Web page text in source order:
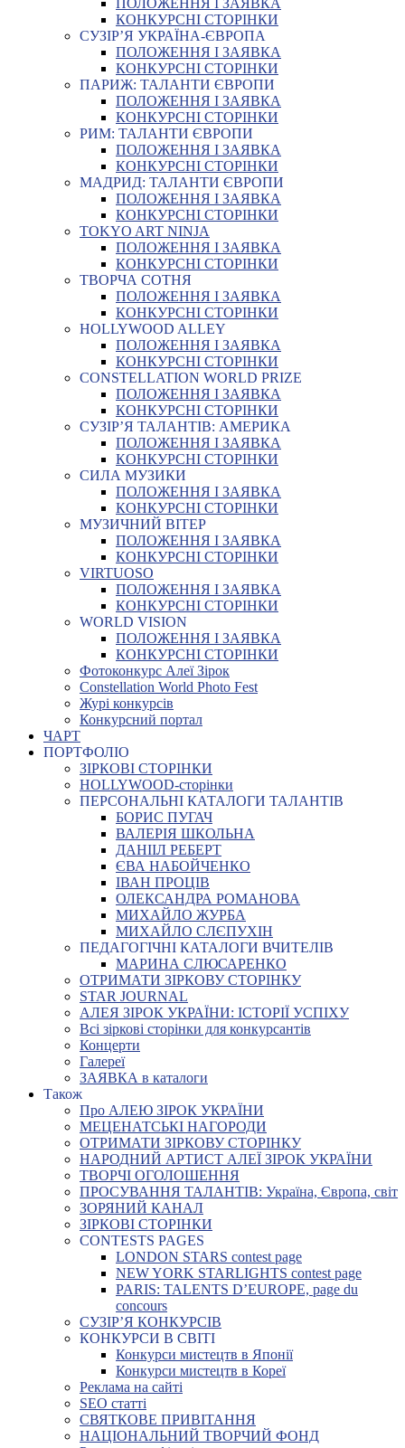
ПОЛОЖЕННЯ І ЗАЯВКА
КОНКУРСНІ СТОРІНКИ
СУЗІР’Я УКРАЇНА-ЄВРОПА
ПОЛОЖЕННЯ І ЗАЯВКА
КОНКУРСНІ СТОРІНКИ
ПАРИЖ: ТАЛАНТИ ЄВРОПИ
ПОЛОЖЕННЯ І ЗАЯВКА
КОНКУРСНІ СТОРІНКИ
РИМ: ТАЛАНТИ ЄВРОПИ
ПОЛОЖЕННЯ І ЗАЯВКА
КОНКУРСНІ СТОРІНКИ
МАДРИД: ТАЛАНТИ ЄВРОПИ
ПОЛОЖЕННЯ І ЗАЯВКА
КОНКУРСНІ СТОРІНКИ
TOKYO ART NINJA
ПОЛОЖЕННЯ І ЗАЯВКА
КОНКУРСНІ СТОРІНКИ
ТВОРЧА СОТНЯ
ПОЛОЖЕННЯ І ЗАЯВКА
КОНКУРСНІ СТОРІНКИ
HOLLYWOOD ALLEY
ПОЛОЖЕННЯ І ЗАЯВКА
КОНКУРСНІ СТОРІНКИ
CONSTELLATION WORLD PRIZE
ПОЛОЖЕННЯ І ЗАЯВКА
КОНКУРСНІ СТОРІНКИ
СУЗІР’Я ТАЛАНТІВ: АМЕРИКА
ПОЛОЖЕННЯ І ЗАЯВКА
КОНКУРСНІ СТОРІНКИ
СИЛА МУЗИКИ
ПОЛОЖЕННЯ І ЗАЯВКА
КОНКУРСНІ СТОРІНКИ
МУЗИЧНИЙ ВІТЕР
ПОЛОЖЕННЯ І ЗАЯВКА
КОНКУРСНІ СТОРІНКИ
VIRTUOSO
ПОЛОЖЕННЯ І ЗАЯВКА
КОНКУРСНІ СТОРІНКИ
WORLD VISION
ПОЛОЖЕННЯ І ЗАЯВКА
КОНКУРСНІ СТОРІНКИ
Фотоконкурс Алеї Зірок
Constellation World Photo Fest
Журі конкурсів
Конкурсний портал
ЧАРТ
ПОРТФОЛІО
ЗІРКОВІ СТОРІНКИ
HOLLYWOOD-сторінки
ПЕРСОНАЛЬНІ КАТАЛОГИ ТАЛАНТІВ
БОРИС ПУГАЧ
ВАЛЕРІЯ ШКОЛЬНА
ДАНІІЛ РЕБЕРТ
ЄВА НАБОЙЧЕНКО
ІВАН ПРОЦІВ
ОЛЕКСАНДРА РОМАНОВА
МИХАЙЛО ЖУРБА
МИХАЙЛО СЛЄПУХІН
ПЕДАГОГІЧНІ КАТАЛОГИ ВЧИТЕЛІВ
МАРИНА СЛЮСАРЕНКО
ОТРИМАТИ ЗІРКОВУ СТОРІНКУ
STAR JOURNAL
АЛЕЯ ЗІРОК УКРАЇНИ: ІСТОРІЇ УСПІХУ
Всі зіркові сторінки для конкурсантів
Концерти
Галереї
ЗАЯВКА в каталоги
Також
Про АЛЕЮ ЗІРОК УКРАЇНИ
МЕЦЕНАТСЬКІ НАГОРОДИ
ОТРИМАТИ ЗІРКОВУ СТОРІНКУ
НАРОДНИЙ АРТИСТ АЛЕЇ ЗІРОК УКРАЇНИ
ТВОРЧІ ОГОЛОШЕННЯ
ПРОСУВАННЯ ТАЛАНТІВ: Україна, Європа, світ
ЗОРЯНИЙ КАНАЛ
ЗІРКОВІ СТОРІНКИ
CONTESTS PAGES
LONDON STARS contest page
NEW YORK STARLIGHTS contest page
PARIS: TALENTS D’EUROPE, page du
concours
СУЗІР’Я КОНКУРСІВ
КОНКУРСИ В СВІТІ
Конкурси мистецтв в Японії
Конкурси мистецтв в Кореї
Реклама на сайті
SEO статті
СВЯТКОВЕ ПРИВІТАННЯ
НАЦІОНАЛЬНИЙ ТВОРЧИЙ ФОНД